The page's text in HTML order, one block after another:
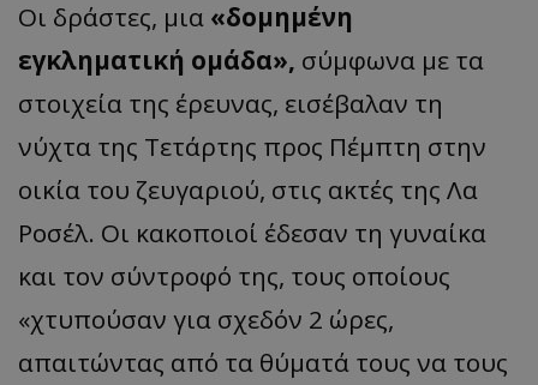
Οι δράστες, μια «δομημένη
εγκληματική ομάδα», σύμφωνα με τα
στοιχεία της έρευνας, εισέβαλαν τη
νύχτα της Τετάρτης προς Πέμπτη στην
οικία του ζευγαριού, στις ακτές της Λα
Ροσέλ. Οι κακοποιοί έδεσαν τη γυναίκα
και τον σύντροφό της, τους οποίους
«χτυπούσαν για σχεδόν 2 ώρες,
απαιτώντας από τα θύματά τους να τους